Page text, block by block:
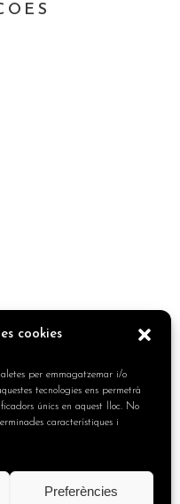
cookies
per emmagatzemar i/o
tecnologies ens permetrà
únics en aquest lloc. No
característiques i
Preferències